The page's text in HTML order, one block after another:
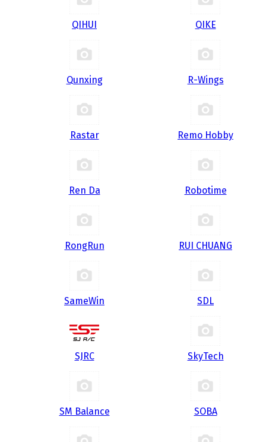
QIHUI QIKE
Qunxing R-Wings
Rastar Remo Hobby
Ren Da Robotime
RongRun RUI CHUANG
SameWin SDL
SJRC SkyTech
SM Balance SOBA